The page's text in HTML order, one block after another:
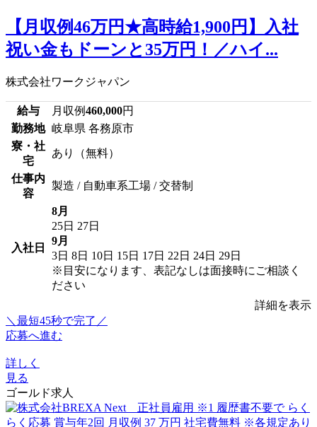
【月収例46万円★高時給1,900円】入社
祝い金もドーンと35万円！／ハイ...
株式会社ワークジャパン
給与 月収例460,000円
勤務地 岐阜県 各務原市
寮・社
宅
あり（無料）
仕事内
容
製造 / 自動車系工場 / 交替制
入社日
8月
25日 27日
9月
3日 8日 10日 15日 17日 22日 24日 29日
※目安になります、表記なしは面接時にご相談く
ださい
詳細を表示
＼最短45秒で完了／
応募へ進む
詳しく
見る
ゴールド求人